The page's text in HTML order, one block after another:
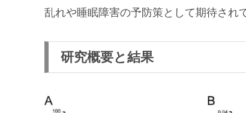
乱れや睡眠障害の予防策として期待され
研究概要と結果